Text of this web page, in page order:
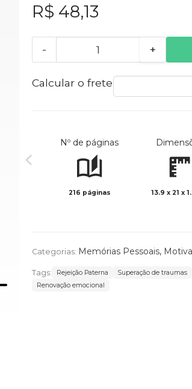
R$ 48,13
- +
Calcular o frete
Nº de páginas
216 páginas 13.9 x 21 x
Categorias: Memórias Pessoais,
Tags: Rejeição Paterna Superação de traumas
Renovação emocional